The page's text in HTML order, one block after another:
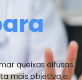
queixas difusas
mais objetiva e